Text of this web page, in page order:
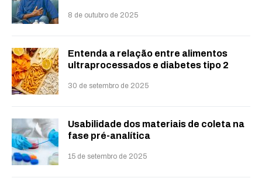
8 de outubro de 2025
Entenda a relação entre alimentos
ultraprocessados e diabetes tipo 2
30 de setembro de 2025
Usabilidade dos materiais de coleta na
fase pré-analítica
15 de setembro de 2025